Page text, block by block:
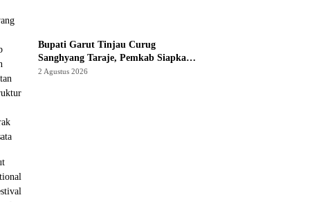
Bupati Garut Tinjau Curug
Sanghyang Taraje, Pemkab Siapkan
Penguatan Infrastruktur untuk
2 Agustus 2026